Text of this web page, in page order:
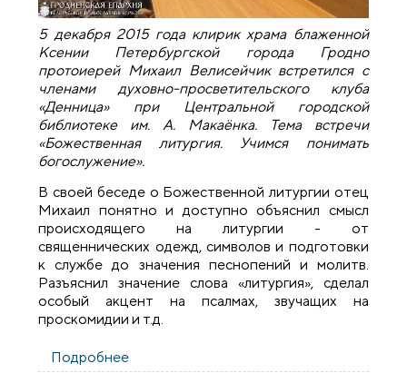
5 декабря 2015 года клирик храма блаженной
Ксении Петербургской города Гродно
протоиерей Михаил Велисейчик встретился с
членами духовно-просветительского клуба
«Денница» при Центральной городской
библиотеке им. А. Макаёнка. Тема встречи
«Божественная литургия. Учимся понимать
богослужение».
В своей беседе о Божественной литургии отец
Михаил понятно и доступно объяснил смысл
происходящего на литургии - от
священнических одежд, символов и подготовки
к службе до значения песнопений и молитв.
Разъяснил значение слова «литургия», сделал
особый акцент на псалмах, звучащих на
проскомидии и т.д.
Подробнее
духовно-просветительном клубе